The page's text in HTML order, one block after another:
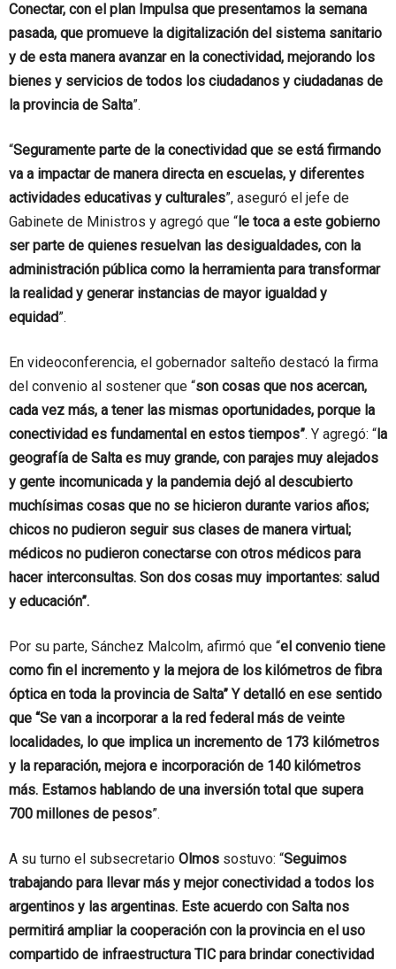
Conectar, con el plan Impulsa que presentamos la semana
pasada, que promueve la digitalización del sistema sanitario
y de esta manera avanzar en la conectividad, mejorando los
bienes y servicios de todos los ciudadanos y ciudadanas de
la provincia de Salta”.
“Seguramente parte de la conectividad que se está firmando
va a impactar de manera directa en escuelas, y diferentes
actividades educativas y culturales”, aseguró el jefe de
Gabinete de Ministros y agregó que “le toca a este gobierno
ser parte de quienes resuelvan las desigualdades, con la
administración pública como la herramienta para transformar
la realidad y generar instancias de mayor igualdad y
equidad”.
En videoconferencia, el gobernador salteño destacó la firma
del convenio al sostener que “son cosas que nos acercan,
cada vez más, a tener las mismas oportunidades, porque la
conectividad es fundamental en estos tiempos”. Y agregó: “la
geografía de Salta es muy grande, con parajes muy alejados
y gente incomunicada y la pandemia dejó al descubierto
muchísimas cosas que no se hicieron durante varios años;
chicos no pudieron seguir sus clases de manera virtual;
médicos no pudieron conectarse con otros médicos para
hacer interconsultas. Son dos cosas muy importantes: salud
y educación”.
Por su parte, Sánchez Malcolm, afirmó que “el convenio tiene
como fin el incremento y la mejora de los kilómetros de fibra
óptica en toda la provincia de Salta” Y detalló en ese sentido
que “Se van a incorporar a la red federal más de veinte
localidades, lo que implica un incremento de 173 kilómetros
y la reparación, mejora e incorporación de 140 kilómetros
más. Estamos hablando de una inversión total que supera
700 millones de pesos”.
A su turno el subsecretario Olmos sostuvo: “Seguimos
trabajando para llevar más y mejor conectividad a todos los
argentinos y las argentinas. Este acuerdo con Salta nos
permitirá ampliar la cooperación con la provincia en el uso
compartido de infraestructura TIC para brindar conectividad